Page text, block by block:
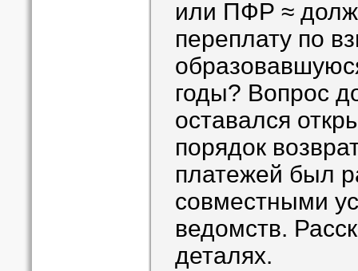
или ПФР ≈
переплату по
годы? Вопрос
оставался
порядок
платежей был
совместными
ведомств.
деталях.